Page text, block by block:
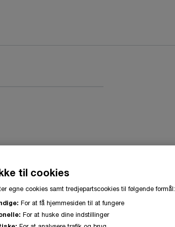
til cookies
egne cookies samt tredjepartscookies til følgende formål:
For at få hjemmesiden til at fungere
For at huske dine indstillinger